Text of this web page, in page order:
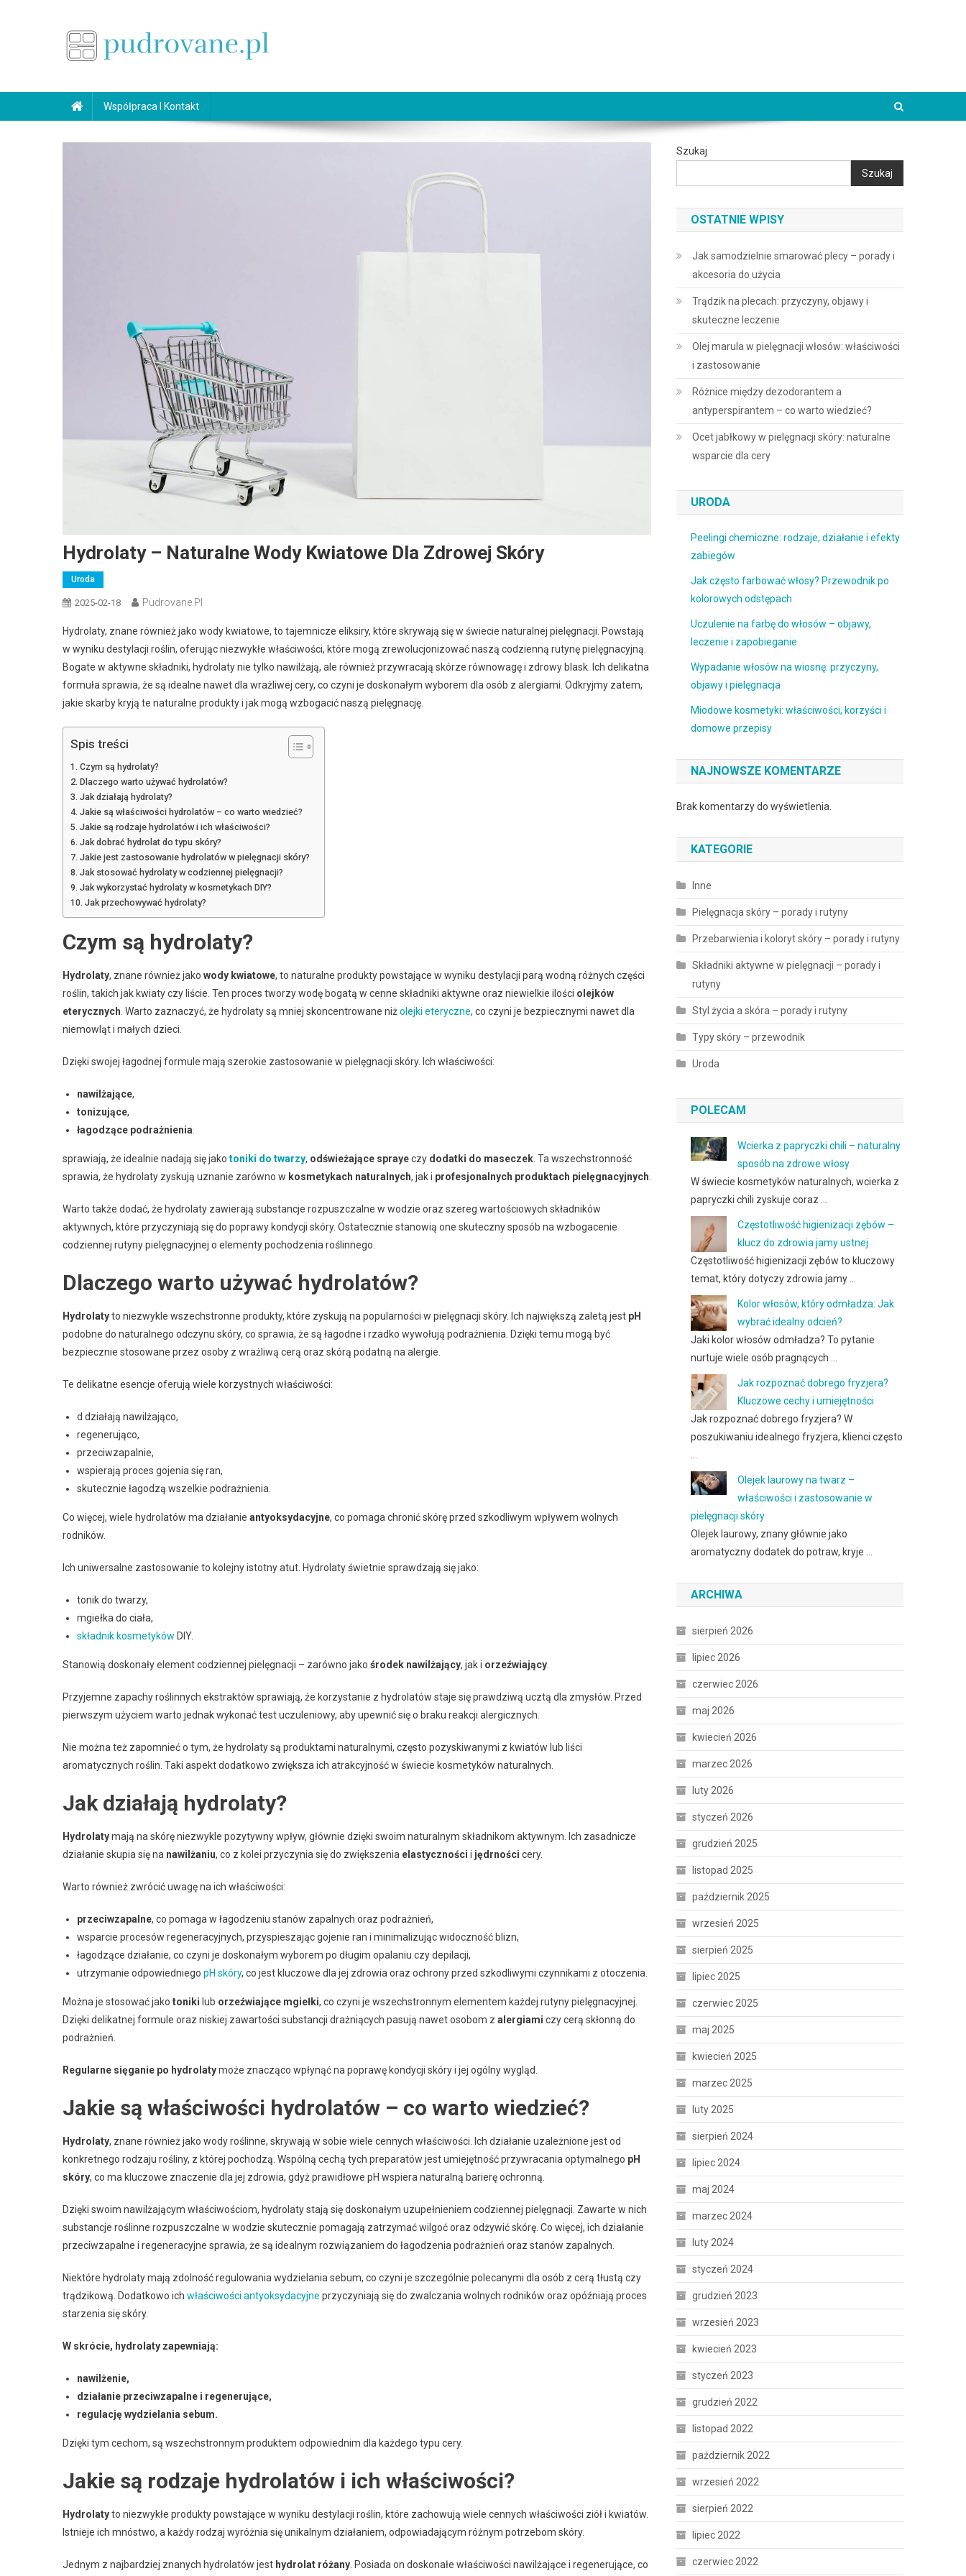
Współpraca I Kontakt
Hydrolaty – Naturalne Wody Kwiatowe Dla Zdrowej Skóry
Uroda
2025-02-18 Pudrovane.pl
Hydrolaty, znane również jako wody kwiatowe, to tajemnicze eliksiry, które skrywają się w świecie naturalnej pielęgnacji. Powstają
w wyniku destylacji roślin, oferując niezwykłe właściwości, które mogą zrewolucjonizować naszą codzienną rutynę pielęgnacyjną.
Bogate w aktywne składniki, hydrolaty nie tylko nawilżają, ale również przywracają skórze równowagę i zdrowy blask. Ich delikatna
formuła sprawia, że są idealne nawet dla wrażliwej cery, co czyni je doskonałym wyborem dla osób z alergiami. Odkryjmy zatem,
jakie skarby kryją te naturalne produkty i jak mogą wzbogacić naszą pielęgnację.
Spis treści
Czym są hydrolaty?
Dlaczego warto używać hydrolatów?
Jak działają hydrolaty?
Jakie są właściwości hydrolatów – co warto wiedzieć?
Jakie są rodzaje hydrolatów i ich właściwości?
Jak dobrać hydrolat do typu skóry?
Jakie jest zastosowanie hydrolatów w pielęgnacji skóry?
Jak stosować hydrolaty w codziennej pielęgnacji?
Jak wykorzystać hydrolaty w kosmetykach DIY?
Jak przechowywać hydrolaty?
Czym są hydrolaty?
Hydrolaty, znane również jako wody kwiatowe, to naturalne produkty powstające w wyniku destylacji parą wodną różnych części
roślin, takich jak kwiaty czy liście. Ten proces tworzy wodę bogatą w cenne składniki aktywne oraz niewielkie ilości olejków
eterycznych . Warto zaznaczyć, że hydrolaty są mniej skoncentrowane niżolejki eteryczne, co czyni je bezpiecznymi nawet dla
niemowląt i małych dzieci.
Dzięki swojej łagodnej formule mają szerokie zastosowanie w pielęgnacji skóry. Ich właściwości:
nawilżające,
tonizujące,
łagodzące podrażnienia
sprawiają, że idealnie nadają się jako toniki do twarzy, odświeżające sprayeczy dodatki do maseczek . Ta wszechstronność
sprawia, że hydrolaty zyskują uznanie zarówno w kosmetykach naturalnych, jak i profesjonalnych produktach pielęgnacyjnych
Warto także dodać, że hydrolaty zawierają substancje rozpuszczalne w wodzie oraz szereg wartościowych składników
aktywnych, które przyczyniają się do poprawy kondycji skóry. Ostatecznie stanowią one skuteczny sposób na wzbogacenie
codziennej rutyny pielęgnacyjnej o elementy pochodzenia roślinnego.
Dlaczego warto używać hydrolatów?
Hydrolatyto niezwykle wszechstronne produkty, które zyskują na popularności w pielęgnacji skóry. Ich największą zaletą jest pH
podobne do naturalnego odczynu skóry, co sprawia, że są łagodne i rzadko wywołują podrażnienia. Dzięki temu mogą być
bezpiecznie stosowane przez osoby z wrażliwą cerą oraz skórą podatną na alergie.
Te delikatne esencje oferują wiele korzystnych właściwości:
d działają nawilżająco,
regenerująco,
przeciwzapalnie,
wspierają proces gojenia się ran,
skutecznie łagodzą wszelkie podrażnienia.
Co więcej, wiele hydrolatów ma działanie antyoksydacyjne, co pomaga chronić skórę przed szkodliwym wpływem wolnych
rodników.
Ich uniwersalne zastosowanie to kolejny istotny atut. Hydrolaty świetnie sprawdzają się jako:
tonik do twarzy,
mgiełka do ciała,
składnik kosmetyków DIY.
Stanowią doskonały element codziennej pielęgnacji – zarówno jako środek nawilżający, jak i orzeźwiający
Przyjemne zapachy roślinnych ekstraktów sprawiają, że korzystanie z hydrolatów staje się prawdziwą ucztą dla zmysłów. Przed
pierwszym użyciem warto jednak wykonać test uczuleniowy, aby upewnić się o braku reakcji alergicznych.
Nie można też zapomnieć o tym, że hydrolaty są produktami naturalnymi, często pozyskiwanymi z kwiatów lub liści
aromatycznych roślin. Taki aspekt dodatkowo zwiększa ich atrakcyjność w świecie kosmetyków naturalnych.
Jak działają hydrolaty?
Hydrolatymają na skórę niezwykle pozytywny wpływ, głównie dzięki swoim naturalnym składnikom aktywnym. Ich zasadnicze
działanie skupia się na nawilżaniu, co z kolei przyczynia się do zwiększenia elastyczności i jędrności cery.
Warto również zwrócić uwagę na ich właściwości:
przeciwzapalne, co pomaga w łagodzeniu stanów zapalnych oraz podrażnień,
wsparcie procesów regeneracyjnych, przyspieszając gojenie ran i minimalizując widoczność blizn,
łagodzące działanie, co czyni je doskonałym wyborem po długim opalaniu czy depilacji,
utrzymanie odpowiedniego pH skóry, co jest kluczowe dla jej zdrowia oraz ochrony przed szkodliwymi czynnikami z otoczenia.
Można je stosować jako toniki lub orzeźwiające mgiełki, co czyni je wszechstronnym elementem każdej rutyny pielęgnacyjnej.
Dzięki delikatnej formule oraz niskiej zawartości substancji drażniących pasują nawet osobom z alergiami czy cerą skłonną do
podrażnień.
Regularne sięganie po hydrolatymoże znacząco wpłynąć na poprawę kondycji skóry i jej ogólny wygląd.
Jakie są właściwości hydrolatów – co warto wiedzieć?
Hydrolaty, znane również jako wody roślinne, skrywają w sobie wiele cennych właściwości. Ich działanie uzależnione jest od
konkretnego rodzaju rośliny, z której pochodzą. Wspólną cechą tych preparatów jest umiejętność przywracania optymalnego pH
skóry, co ma kluczowe znaczenie dla jej zdrowia, gdyż prawidłowe pH wspiera naturalną barierę ochronną.
Dzięki swoim nawilżającym właściwościom, hydrolaty stają się doskonałym uzupełnieniem codziennej pielęgnacji. Zawarte w nich
substancje roślinne rozpuszczalne w wodzie skutecznie pomagają zatrzymać wilgoć oraz odżywić skórę. Co więcej, ich działanie
przeciwzapalne i regeneracyjne sprawia, że są idealnym rozwiązaniem do łagodzenia podrażnień oraz stanów zapalnych.
Niektóre hydrolaty mają zdolność regulowania wydzielania sebum, co czyni je szczególnie polecanymi dla osób z cerą tłustą czy
trądzikową. Dodatkowo ich właściwości antyoksydacyjne przyczyniają się do zwalczania wolnych rodników oraz opóźniają proces
starzenia się skóry.
W skrócie, hydrolaty zapewniają:
nawilżenie,
działanie przeciwzapalne i regenerujące,
regulację wydzielania sebum.
Dzięki tym cechom, są wszechstronnym produktem odpowiednim dla każdego typu cery.
Jakie są rodzaje hydrolatów i ich właściwości?
Hydrolatyto niezwykłe produkty powstające w wyniku destylacji roślin, które zachowują wiele cennych właściwości ziół i kwiatów.
Istnieje ich mnóstwo, a każdy rodzaj wyróżnia się unikalnym działaniem, odpowiadającym różnym potrzebom skóry.
Jednym z najbardziej znanych hydrolatów jest hydrolat różany . Posiada on doskonałe właściwości nawilżające i regenerujące, co
Szukaj
Szukaj
OSTATNIE WPISY
Jak samodzielnie smarować plecy – porady i
akcesoria do użycia
Trądzik na plecach: przyczyny, objawy i
skuteczne leczenie
Olej marula w pielęgnacji włosów: właściwości
i zastosowanie
Różnice między dezodorantem a
antyperspirantem – co warto wiedzieć?
Ocet jabłkowy w pielęgnacji skóry: naturalne
wsparcie dla cery
URODA
Peelingi chemiczne: rodzaje, działanie i efekty
zabiegów
Jak często farbować włosy? Przewodnik po
kolorowych odstępach
Uczulenie na farbę do włosów – objawy,
leczenie i zapobieganie
Wypadanie włosów na wiosnę: przyczyny,
objawy i pielęgnacja
Miodowe kosmetyki: właściwości, korzyści i
domowe przepisy
NAJNOWSZE KOMENTARZE
Brak komentarzy do wyświetlenia.
KATEGORIE
Inne
Pielęgnacja skóry – porady i rutyny
Przebarwienia i koloryt skóry – porady i rutyny
Składniki aktywne w pielęgnacji – porady i
rutyny
Styl życia a skóra – porady i rutyny
Typy skóry – przewodnik
Uroda
POLECAM
Wcierka z papryczki chili – naturalny
sposób na zdrowe włosy
W świecie kosmetyków naturalnych, wcierka z
papryczki chili zyskuje coraz …
Częstotliwość higienizacji zębów –
klucz do zdrowia jamy ustnej
Częstotliwość higienizacji zębów to kluczowy
temat, który dotyczy zdrowia jamy …
Kolor włosów, który odmładza: Jak
wybrać idealny odcień?
Jaki kolor włosów odmładza? To pytanie
nurtuje wiele osób pragnących …
Jak rozpoznać dobrego fryzjera?
Kluczowe cechy i umiejętności
Jak rozpoznać dobrego fryzjera? W
poszukiwaniu idealnego fryzjera, klienci często
Olejek laurowy na twarz –
właściwości i zastosowanie w
pielęgnacji skóry
Olejek laurowy, znany głównie jako
aromatyczny dodatek do potraw, kryje …
ARCHIWA
sierpień 2026
lipiec 2026
czerwiec 2026
maj 2026
kwiecień 2026
marzec 2026
luty 2026
styczeń 2026
grudzień 2025
listopad 2025
październik 2025
wrzesień 2025
sierpień 2025
lipiec 2025
czerwiec 2025
maj 2025
kwiecień 2025
marzec 2025
luty 2025
sierpień 2024
lipiec 2024
maj 2024
marzec 2024
luty 2024
styczeń 2024
grudzień 2023
wrzesień 2023
kwiecień 2023
styczeń 2023
grudzień 2022
listopad 2022
październik 2022
wrzesień 2022
sierpień 2022
lipiec 2022
czerwiec 2022